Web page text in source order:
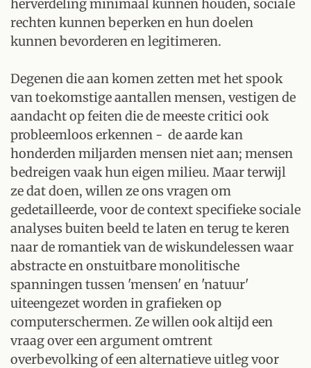
herverdeling minimaal kunnen houden, sociale
rechten kunnen beperken en hun doelen
kunnen bevorderen en legitimeren.
Degenen die aan komen zetten met het spook
van toekomstige aantallen mensen, vestigen de
aandacht op feiten die de meeste critici ook
probleemloos erkennen - de aarde kan
honderden miljarden mensen niet aan; mensen
bedreigen vaak hun eigen milieu. Maar terwijl
ze dat doen, willen ze ons vragen om
gedetailleerde, voor de context specifieke sociale
analyses buiten beeld te laten en terug te keren
naar de romantiek van de wiskundelessen waar
abstracte en onstuitbare monolitische
spanningen tussen 'mensen' en 'natuur'
uiteengezet worden in grafieken op
computerschermen. Ze willen ook altijd een
vraag over een argument omtrent
overbevolking of een alternatieve uitleg voor